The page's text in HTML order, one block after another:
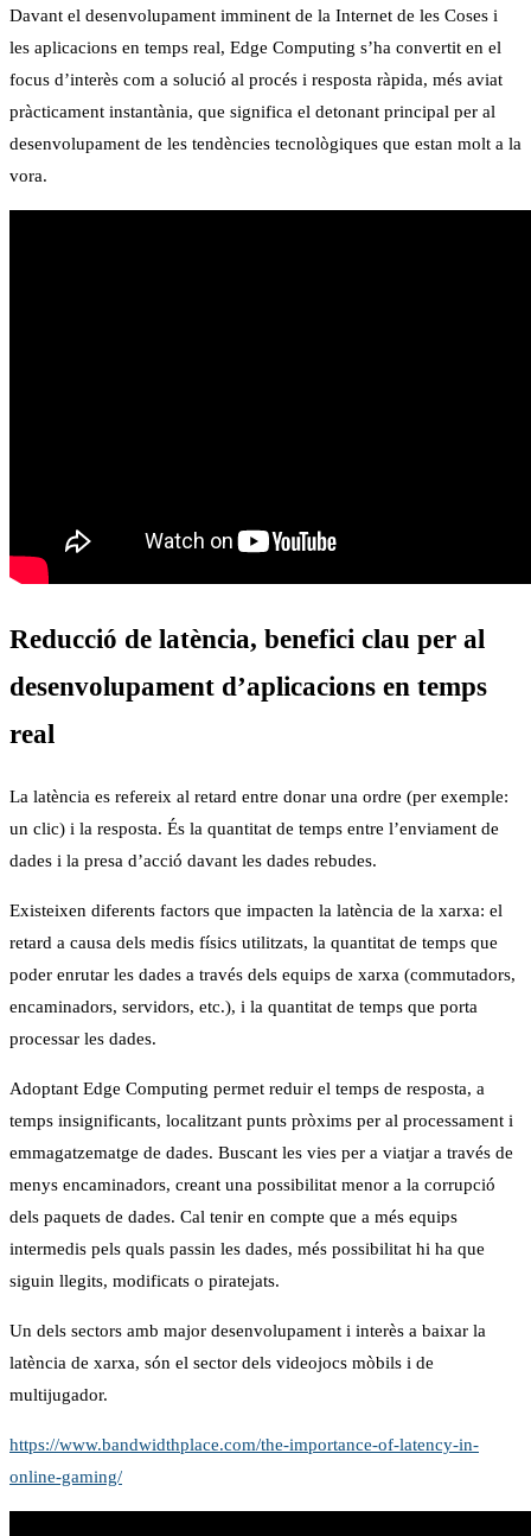
Davant el desenvolupament imminent de la Internet de les Coses i
les aplicacions en temps real, Edge Computing s’ha convertit en el
focus d’interès com a solució al procés i resposta ràpida, més aviat
pràcticament instantània, que significa el detonant principal per al
desenvolupament de les tendències tecnològiques que estan molt a la
vora.
Reducció de latència, benefici clau per al
desenvolupament d’aplicacions en temps
real
La latència es refereix al retard entre donar una ordre (per exemple:
un clic) i la resposta. És la quantitat de temps entre l’enviament de
dades i la presa d’acció davant les dades rebudes.
Existeixen diferents factors que impacten la latència de la xarxa: el
retard a causa dels medis físics utilitzats, la quantitat de temps que
poder enrutar les dades a través dels equips de xarxa (commutadors,
encaminadors, servidors, etc.), i la quantitat de temps que porta
processar les dades.
Adoptant Edge Computing permet reduir el temps de resposta, a
temps insignificants, localitzant punts pròxims per al processament i
emmagatzematge de dades. Buscant les vies per a viatjar a través de
menys encaminadors, creant una possibilitat menor a la corrupció
dels paquets de dades. Cal tenir en compte que a més equips
intermedis pels quals passin les dades, més possibilitat hi ha que
siguin llegits, modificats o piratejats.
Un dels sectors amb major desenvolupament i interès a baixar la
latència de xarxa, són el sector dels videojocs mòbils i de
multijugador.
https://www.bandwidthplace.com/the-importance-of-latency-in-
online-gaming/